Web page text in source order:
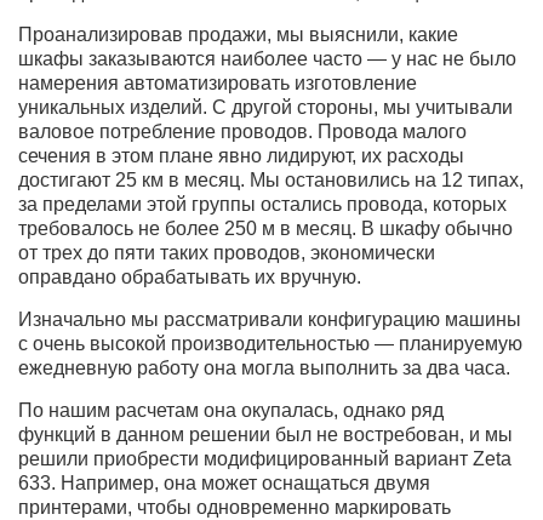
Проанализировав продажи, мы выяснили, какие
шкафы заказываются наиболее часто — у нас не было
намерения автоматизировать изготовление
уникальных изделий. С другой стороны, мы учитывали
валовое потребление проводов. Провода малого
сечения в этом плане явно лидируют, их расходы
достигают 25 км в месяц. Мы остановились на 12 типах,
за пределами этой группы остались провода, которых
требовалось не более 250 м в месяц. В шкафу обычно
от трех до пяти таких проводов, экономически
оправдано обрабатывать их вручную.
Изначально мы рассматривали конфигурацию машины
с очень высокой производительностью — планируемую
ежедневную работу она могла выполнить за два часа.
По нашим расчетам она окупалась, однако ряд
функций в данном решении был не востребован, и мы
решили приобрести модифицированный вариант Zeta
633. Например, она может оснащаться двумя
принтерами, чтобы одновременно маркировать